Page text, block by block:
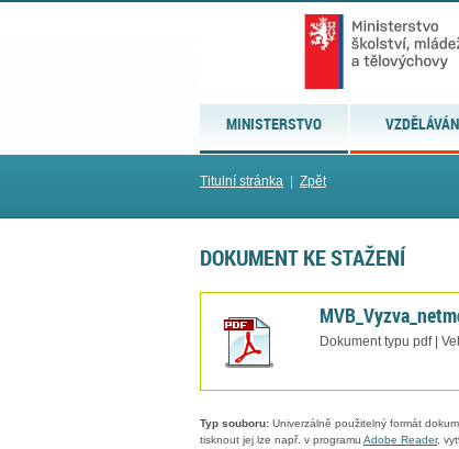
MINISTERSTVO
Titulní stránka Zpět
DOKUMENT KE STAŽENÍ
Dokument typu pdf |
Typ souboru: Univerzálně použitelný formát
tisknout jej lze např. v programu Adobe Reader,